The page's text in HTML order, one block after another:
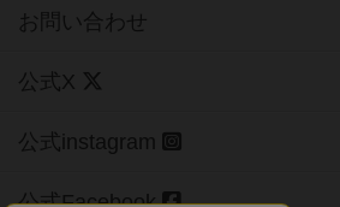
お問い合わせ
公式X
公式instagram
公式Facebook